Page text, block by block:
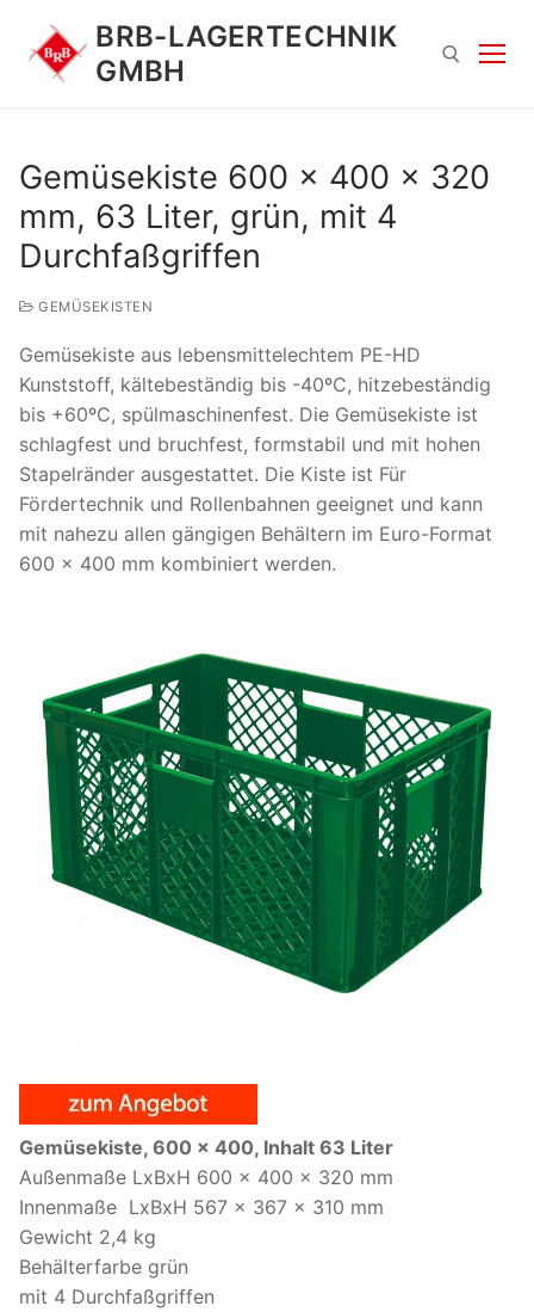
Inhalt
springen
BRB-LAGERTECHNIK
GMBH
Suchen
nach:
Gemüsekiste 600 x 400 x 320
mm, 63 Liter, grün, mit 4
Durchfaßgriffen
GEMÜSEKISTEN
Gemüsekiste aus lebensmittelechtem PE-HD
Kunststoff, kältebeständig bis -40ºC, hitzebeständig
bis +60ºC, spülmaschinenfest. Die Gemüsekiste ist
schlagfest und bruchfest, formstabil und mit hohen
Stapelränder ausgestattet. Die Kiste ist Für
Fördertechnik und Rollenbahnen geeignet und kann
mit nahezu allen gängigen Behältern im Euro-Format
600 x 400 mm kombiniert werden.
Gemüsekiste, 600 x 400, Inhalt 63 Liter
Außenmaße LxBxH 600 x 400 x 320 mm
Innenmaße LxBxH 567 x 367 x 310 mm
Gewicht 2,4 kg
Behälterfarbe grün
mit 4 Durchfaßgriffen